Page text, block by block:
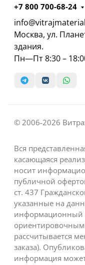
+7 800 700-68-24
Москва, ул.
здания.
Пн—Пт 8:30 –
© 2006-2026
Вся
касающаяся
носит
публичной
ст. 437
указанные на
информационный
рассчитывается
заказа).
информация